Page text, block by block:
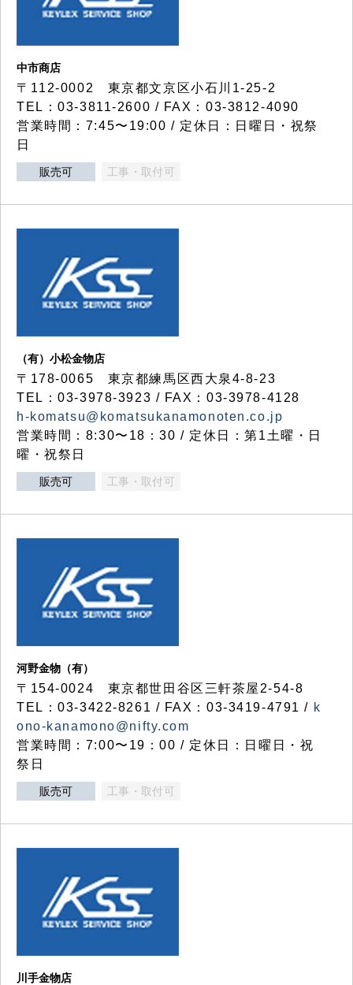
中市商店
〒112-0002 東京都文京区小石川1-25-2
TEL：03-3811-2600 / FAX：03-3812-4090
営業時間：7:45〜19:00 / 定休日：日曜日・祝祭
日
販売可 工事・取付可
（有）小松金物店
〒178-0065 東京都練馬区西大泉4-8-23
TEL：03-3978-3923 / FAX：03-3978-4128
h-komatsu@komatsukanamonoten.co.jp
営業時間：8:30〜18：30 / 定休日：第1土曜・日
曜・祝祭日
販売可 工事・取付可
河野金物（有）
〒154-0024 東京都世田谷区三軒茶屋2-54-8
TEL：03-3422-8261 / FAX：03-3419-4791 / k
ono-kanamono@nifty.com
営業時間：7:00〜19：00 / 定休日：日曜日・祝
祭日
販売可 工事・取付可
川手金物店